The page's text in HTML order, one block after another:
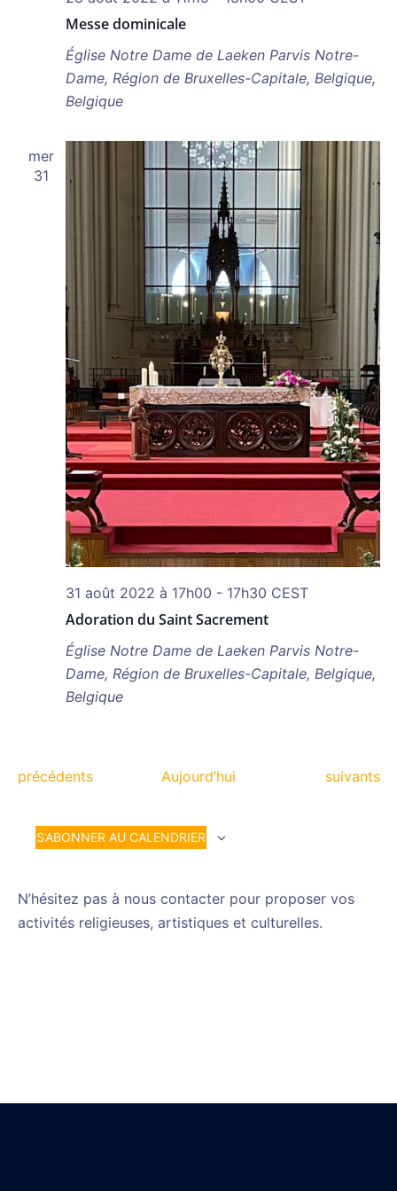
Messe dominicale
Église Notre Dame de Laeken Parvis Notre-
Dame, Région de Bruxelles-Capitale, Belgique,
Belgique
mer
31
Adoration du Saint Sacrement
31 août 2022 à 17h00 - 17h30 CEST
Église Notre Dame de Laeken Parvis Notre-
Dame, Région de Bruxelles-Capitale, Belgique,
Belgique
Évènements
précédents Aujourd’hui suivants
S’ABONNER AU CALENDRIER
N’hésitez pas à nous contacter pour proposer vos
activités religieuses, artistiques et culturelles.